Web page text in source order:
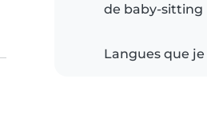
de baby-sitting
Langues que